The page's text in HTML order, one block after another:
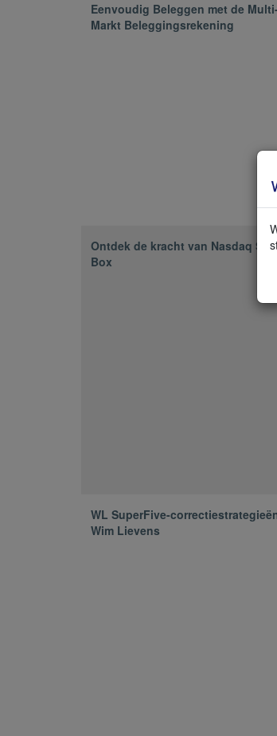
Eenvoudig Beleggen met de Multi-
Markt Beleggingsrekening
Ontdek de kracht van Nasdaq
Box
WL SuperFive-
Wim Lievens